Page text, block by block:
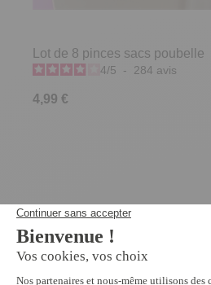
Lot de 8 pinces sacs poubelle
4/5 - 284 avis
4,99 €
Derniers articles